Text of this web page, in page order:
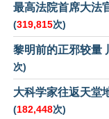
最高法院首席大法
(319,815次)
黎明前的正邪较量
次)
大科学家往返天堂
(182,448次)